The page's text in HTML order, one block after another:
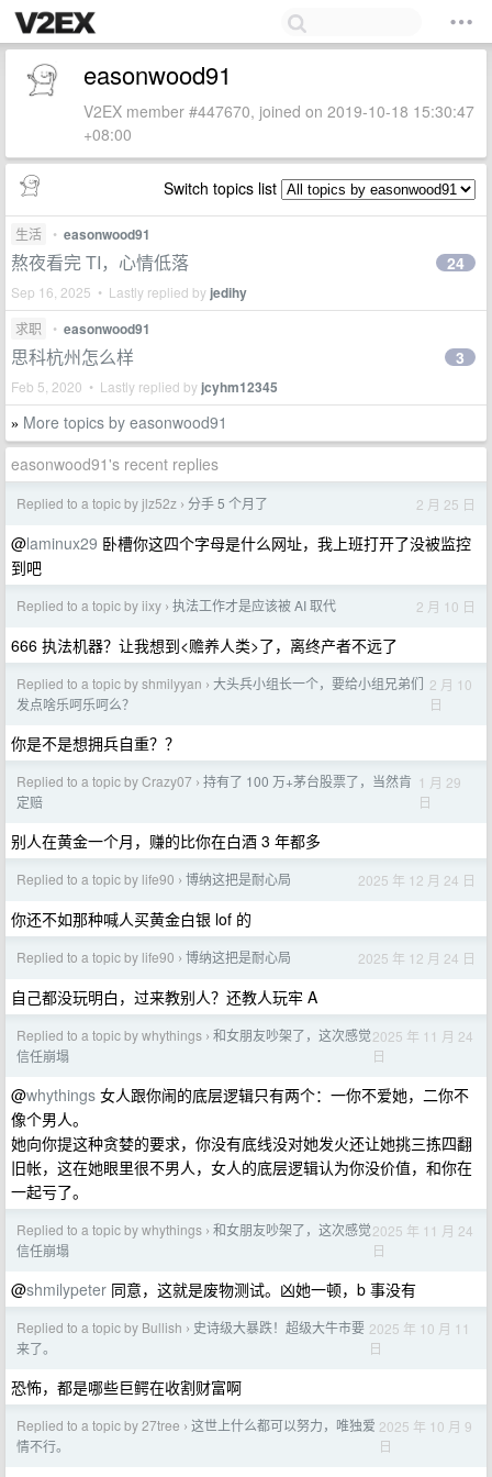
easonwood91
V2EX member #447670, joined on 2019-10-18 15:30:47
+08:00
Switch topics list
生活 • easonwood91
熬夜看完 TI，心情低落
Sep 16, 2025 • Lastly replied by jedihy
24
求职 • easonwood91
思科杭州怎么样
Feb 5, 2020 • Lastly replied by jcyhm12345
3
» More topics by easonwood91
easonwood91's recent replies
Replied to a topic by jlz52z › 分手 5 个月了 2 月 25 日
@laminux29 卧槽你这四个字母是什么网址，我上班打开了没被监控
到吧
Replied to a topic by iixy › 执法工作才是应该被 AI 取代 2 月 10 日
666 执法机器？让我想到<赡养人类>了，离终产者不远了
Replied to a topic by shmilyyan › 大头兵小组长一个，要给小组兄弟们
发点啥乐呵乐呵么？
2 月 10
日
你是不是想拥兵自重？？
Replied to a topic by Crazy07 › 持有了 100 万+茅台股票了，当然肯
定赔
1 月 29
日
别人在黄金一个月，赚的比你在白酒 3 年都多
Replied to a topic by life90 › 博纳这把是耐心局 2025 年 12 月 24 日
你还不如那种喊人买黄金白银 lof 的
Replied to a topic by life90 › 博纳这把是耐心局 2025 年 12 月 24 日
自己都没玩明白，过来教别人？还教人玩牢 A
Replied to a topic by whythings › 和女朋友吵架了，这次感觉
信任崩塌
2025 年 11 月 24
日
@whythings 女人跟你闹的底层逻辑只有两个：一你不爱她，二你不
像个男人。
她向你提这种贪婪的要求，你没有底线没对她发火还让她挑三拣四翻
旧帐，这在她眼里很不男人，女人的底层逻辑认为你没价值，和你在
一起亏了。
Replied to a topic by whythings › 和女朋友吵架了，这次感觉
信任崩塌
2025 年 11 月 24
日
@shmilypeter 同意，这就是废物测试。凶她一顿，b 事没有
Replied to a topic by Bullish › 史诗级大暴跌！超级大牛市要
来了。
2025 年 10 月 11
日
恐怖，都是哪些巨鳄在收割财富啊
Replied to a topic by 27tree › 这世上什么都可以努力，唯独爱
情不行。
2025 年 10 月 9
日